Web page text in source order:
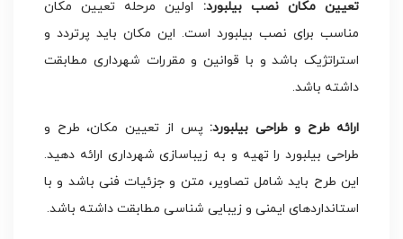
تعیین مکان نصب بیلبورد: اولین مرحله تعیین مکان
مناسب برای نصب بیلبورد است. این مکان باید پرتردد و
استراتژیک باشد و با قوانین و مقررات شهرداری مطابقت
داشته باشد.
ارائه طرح و طراحی بیلبورد: پس از تعیین مکان، طرح و
طراحی بیلبورد را تهیه و به زیباسازی شهرداری ارائه دهید.
این طرح باید شامل تصاویر، متن و جزئیات فنی باشد و با
استانداردهای ایمنی و زیبایی شناسی مطابقت داشته باشد.